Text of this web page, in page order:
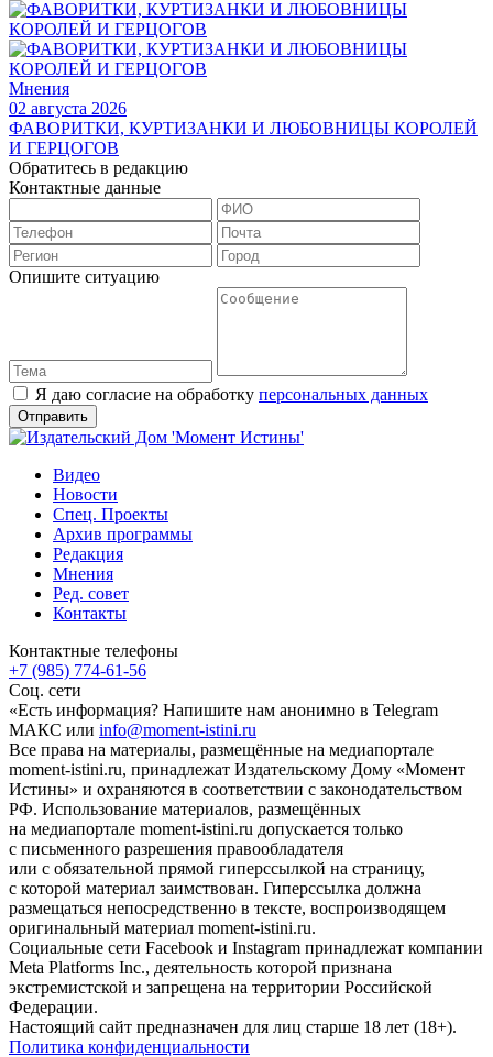
Мнения
02 августа 2026
ФАВОРИТКИ, КУРТИЗАНКИ И ЛЮБОВНИЦЫ КОРОЛЕЙ
И ГЕРЦОГОВ
Обратитесь в редакцию
Контактные данные
Опишите ситуацию
Я даю согласие на обработку персональных данных
Видео
Новости
Спец. Проекты
Архив программы
Редакция
Мнения
Ред. совет
Контакты
Контактные телефоны
+7 (985) 774-61-56
Соц. сети
«Есть информация? Напишите нам анонимно в Telegram
МАКС или info@moment-istini.ru
Все права на материалы, размещённые на медиапортале
moment-istini.ru, принадлежат Издательскому Дому «Момент
Истины» и охраняются в соответствии с законодательством
РФ. Использование материалов, размещённых
на медиапортале moment-istini.ru допускается только
с письменного разрешения правообладателя
или с обязательной прямой гиперссылкой на страницу,
с которой материал заимствован. Гиперссылка должна
размещаться непосредственно в тексте, воспроизводящем
оригинальный материал moment-istini.ru.
Социальные сети Facebook и Instagram принадлежат компании
Meta Platforms Inc., деятельность которой признана
экстремистской и запрещена на территории Российской
Федерации.
Настоящий сайт предназначен для лиц старше 18 лет (18+).
Политика конфиденциальности